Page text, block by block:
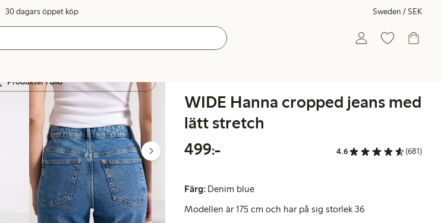
30 dagars öppet köp Sweden / SEK
Produkter i bild
WIDE Hanna cropped jeans med
lätt stretch
499:-
4.6 (681)
Färg: Denim blue
Modellen är 175 cm och har på sig storlek 36